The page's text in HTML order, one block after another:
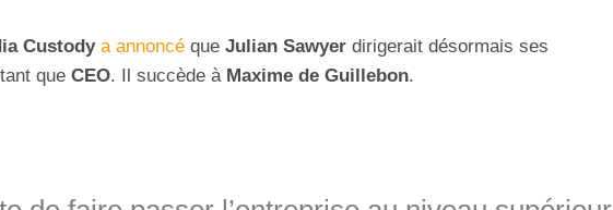
Custody a annoncé que Julian Sawyer dirigerait désormais ses
que CEO. Il succède à Maxime de Guillebon.